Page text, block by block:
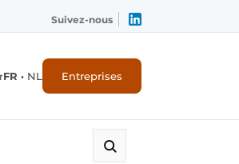
Suivez-nous
FR • NL Entreprises